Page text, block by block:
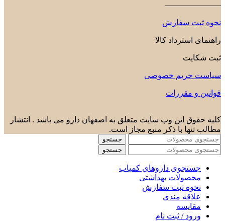
———————
نحوه ثبت سفارش
راهنمای استرداد کالا
ثبت شکایت
سیاست حریم خصوصی
قوانین و مقررات
کلیه حقوق این وب سایت متعلق به اصفهان دارو می باشد . انتشار
مطالب تنها با ذکر منبع مجاز است.
جستجو
جستجو
جستجوی داروهای کمیاب
محصولات بهداشتی
نحوه ثبت سفارش
علاقه مندی
مقایسه
ورود / ثبت نام